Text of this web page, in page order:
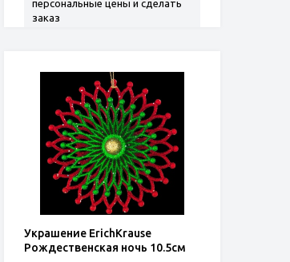
персональные цены и сделать
заказ
Украшение ErichKrause
Рождественская ночь 10.5см